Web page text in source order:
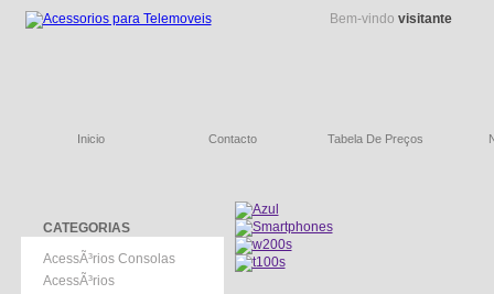
Bem-vindo visitante
Inicio Contacto Tabela De Preços
CATEGORIAS
AcessÃ³rios Consolas
AcessÃ³rios